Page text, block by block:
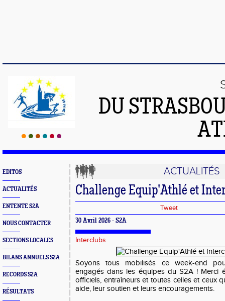
DU
EDITOS
ACTUALITÉS
ENTENTE S2A
NOUS CONTACTER
SECTIONS LOCALES
BILANS ANNUELS S2A
RECORDS S2A
RÉSULTATS
ACTUALITÉS
Challenge Equip'Athlé et
Tweet
30 Avril 2026 - S2A
Interclubs
Soyons tous mobilisés ce week-end
engagés dans les équipes du S2A ! Merci
officiels, entraîneurs et toutes celles et ceux
aide, leur soutien et leurs encouragements.